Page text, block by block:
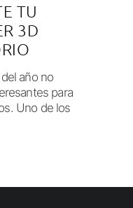
TU
3D
año no
para
Uno de los